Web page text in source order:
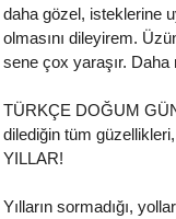
daha gözel, isteklerine
olmasını dileyirem.
sene çox yaraşır.
TÜRKÇE DOĞUM
dilediğin tüm
YILLAR!
Yılların sormadığı,